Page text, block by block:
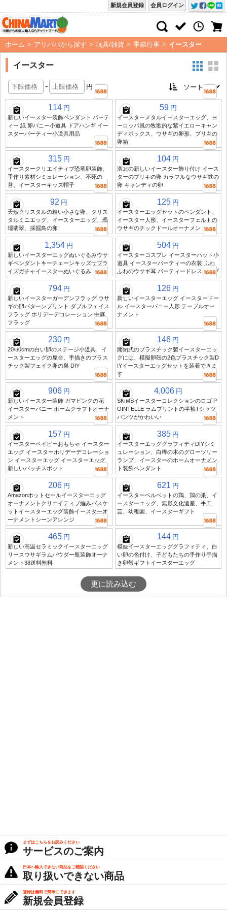
会員ログイン
新規会員登録
ホーム > アリババから探す > 玩具/雑貨 > 季節行事 > イースター
イースター
- 円
114 円
新しいイースター装飾ペンダント パーテ
ィー 紙 卵バニー小道具 ドアハンギ イー
スターパーティー小道具用品
59 円
イースターメタルイースターエッグ、ヨ
ーロッパ風の牧歌的な紫イエローキャン
ディボックス、ウサギの卵形、ブリキの
卵箱
315 円
イースタークリエイティブ恐竜卵装飾、
手作り素材シミュレーション、不死の
苔、イースターキッズ帽子
104 円
浩北の新しいイースター飾り付け イース
ターのブリキの卵 カラフルなウサギ鉄の
卵 キャンディの卵
92 円
天然クリスタルの粗い小さな卵、クリス
タルミニエッグ、イースターエッグ、瑪
瑙翡翠、採掘鳥の卵
125 円
イースターエッグセットのペンダント、
イースター人形、イースターフェルトの
ウサギのチックドールオーナメント
1,354 円
新しいイースターエッグぬいぐるみウサ
ギペンダントキーチェーンキッズサプラ
イズガチャイースターぬいぐるみ
504 円
イースターコスプレ イースターハット小
道具 イースターパーティーの衣装 ふわ
ふわのウサギ耳 パーティードレスアップ
794 円
新しいイースターガーデンフラッグ ウサ
ギの卵パターンプリント ダブルフェイス
フラッグ ホリデーデコレーション 中庭
フラッグ
126 円
新しいイースターエッグ イースタードー
ル イースターバニー人形 テーブルオー
ナメント
230 円
20/30cmの白い卵のステージ小道具、イ
ースターエッグの屋台、手描きのプラス
チック製フェイク卵の巣 DIY
146 円
開閉式のプラスチック製イースターエッ
グには、模擬卵殻の2色プラスチック製D
IYイースターエッグセットを装着できま
す
906 円
新しいイースター装飾 ガマピンクの花
イースターバニー ホームクラフトオーナ
メント
4,006 円
SKIMSイースターコレクションのロゴ P
OINTELLE ラムプリントの半袖Tシャツ
パンツがかわいい
157 円
イースターベイビーおもちゃ イースター
エッグ イースターホリデーデコレーショ
ン イースターエッグ イースターエッグ
新しいバッチスポット
385 円
イースターエッググラフィティDIYシミ
ュレーション、白樺の木のグローツリー
ランプ、イースターのホームオーナメン
ト装飾ペンダント
206 円
Amazonホットセールイースターエッグ
オーナメントクリエイティブ編みバスケ
ットイースターエッグ装飾イースターオ
ーナメントシーンアレンジ
621 円
イースターベルベットの鶏、鶏の巣、イ
ースターエッグ、無形文化遺産、手工
芸、幼稚園、イースターギフト
465 円
新しい高温セラミックイースターエッグ
リースウサギラムパウダー瓶装飾オーナ
メント38送料無料
144 円
模擬イースターエッググラフィティ、白
い卵の色付け、子どもたちの手作り手描
き卵殻ギフトイースターエッグ
更に読み込む
まずはこちらをお読みください
サービスのご案内
日本へ輸入できない商品をご確認ください
取り扱いできない商品
登録は無料で簡単にできます
新規会員登録